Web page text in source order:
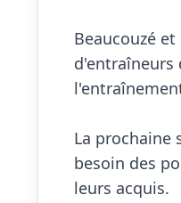
Beaucouzé
d'entraîneurs
La prochaine
besoin des
leurs acquis.